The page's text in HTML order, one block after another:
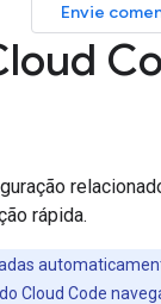
Envie
rápida.
Cloud Code